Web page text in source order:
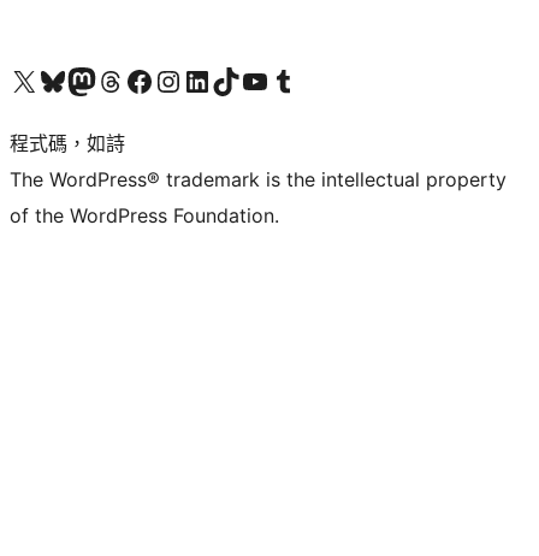
查看我們的 X (之前的 Twitter) 帳號造訪我們的 Bluesky 帳號造訪我們的 Mastodon 帳號造訪我們的 Threads 帳號 造訪我們的 Facebook 粉絲專頁Visit our Instagram account
Visit our LinkedIn account
造訪我們的 TikTok 帳號Visit our YouTube channel
造訪我們的 Tumblr 帳號
程式碼，如詩
The WordPress® trademark is the intellectual property
of the WordPress Foundation.